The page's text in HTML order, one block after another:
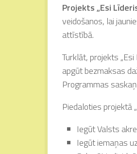
Projekts „Esi
veidošanos, lai
attīstībā.
Turklāt, projekts
apgūt bezmaksas
Programmas
Piedaloties projektā
Iegūt Valsts
Iegūt iemaņas